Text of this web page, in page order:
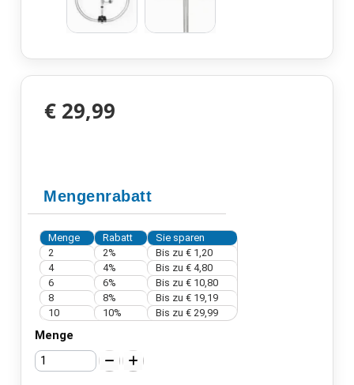
€ 29,99
Mengenrabatt
Menge Rabatt
Sie sparen
2
2% Bis zu € 1,20
4
4% Bis zu € 4,80
6
6% Bis zu € 10,80
8
8% Bis zu € 19,19
10
10% Bis zu € 29,99
Menge